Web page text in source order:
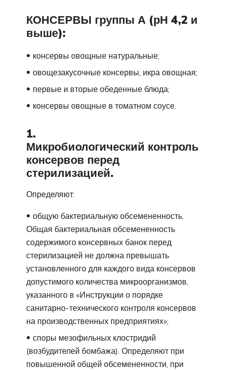
КОНСЕРВЫ группы А (рН 4,2 и
выше):
консервы овощные натуральные;
овощезакусочные консервы, икра овощная;
первые и вторые обеденные блюда;
консервы овощные в томатном соусе.
1.
Микробиологический контроль
консервов перед
стерилизацией.
Определяют:
общую бактериальную обсемененность.
Общая бактериальная обсемененность
содержимого консервных банок перед
стерилизацией не должна превышать
установленного для каждого вида консервов
допустимого количества микроорганизмов,
указанного в «Инструкции о порядке
санитарно-технического контроля консервов
на производственных предприятиях»;
споры мезофильных клостридий
(возбудителей бомбажа). Определяют при
повышенной общей обсемененности, при